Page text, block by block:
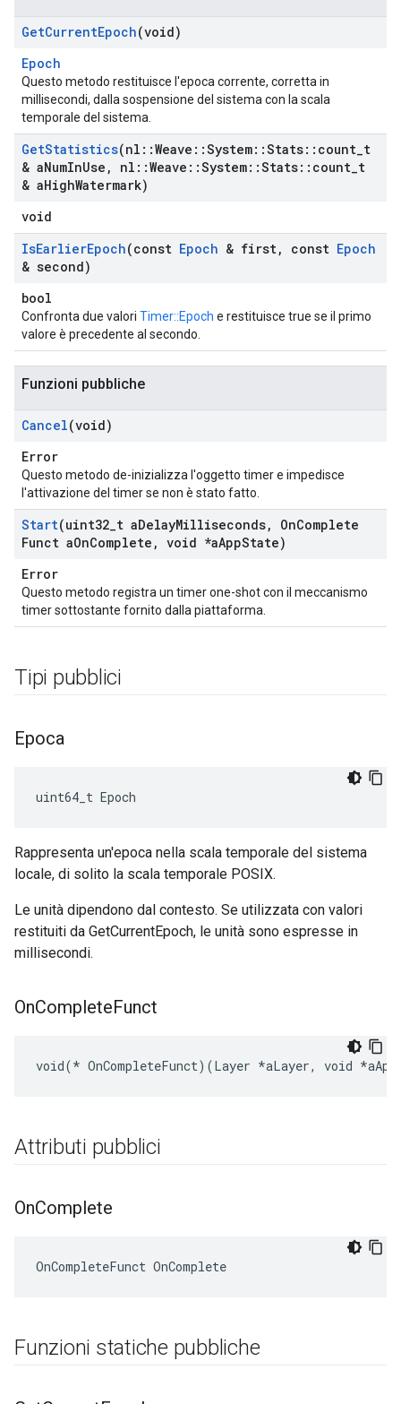
GetCurrentEpoch(void)
Epoch
Questo metodo restituisce l'epoca corrente, corretta in
millisecondi, dalla sospensione del sistema con la scala
temporale del sistema.
GetStatistics(nl ::Weave ::System::Stats:: count t
& aNumInUse , nl ::Weave ::System::Stats:: count t
& aHighWatermark)
void
IsEarlierEpoch(const Epoch & first, const Epoch
& second)
bool
Confronta due valori Timer::Epoch e restituisce true se il primo
valore è precedente al secondo.
Funzioni pubbliche
Cancel(void)
Error
Questo metodo de-inizializza l'oggetto timer e impedisce
l'attivazione del timer se non è stato fatto.
Start(uint32 t aDelayMilliseconds, OnComplete
Funct aOnComplete , void *aAppState)
Error
Questo metodo registra un timer one-shot con il meccanismo
timer sottostante fornito dalla piattaforma.
Tipi pubblici
Epoca
uint64_t Epoch
Rappresenta un'epoca nella scala temporale del sistema
locale, di solito la scala temporale POSIX.
Le unità dipendono dal contesto. Se utilizzata con valori
restituiti da GetCurrentEpoch, le unità sono espresse in
millisecondi.
OnCompleteFunct
void(* OnCompleteFunct)(Layer *aLayer, void
Attributi pubblici
OnComplete
OnCompleteFunct OnComplete
Funzioni statiche pubbliche